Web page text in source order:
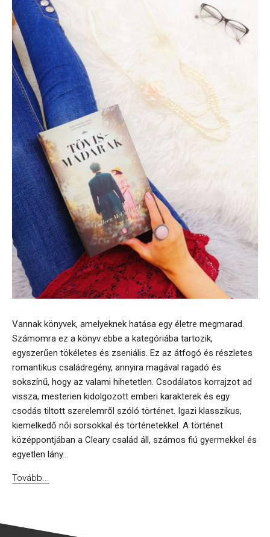
Vannak könyvek, amelyeknek hatása egy életre megmarad.
Számomra ez a könyv ebbe a kategóriába tartozik,
egyszerűen tökéletes és zseniális. Ez az átfogó és részletes
romantikus családregény, annyira magával ragadó és
sokszínű, hogy az valami hihetetlen. Csodálatos korrajzot ad
vissza, mesterien kidolgozott emberi karakterek és egy
csodás tiltott szerelemről szóló történet. Igazi klasszikus,
kiemelkedő női sorsokkal és történetekkel. A történet
középpontjában a Cleary család áll, számos fiú gyermekkel és
egyetlen lány...
Tovább...